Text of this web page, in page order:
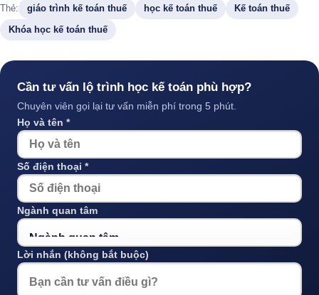
Thẻ: giáo trình kế toán thuế học kế toán thuế Kế toán thuế
Khóa học kế toán thuế
Cần tư vấn lộ trình học kế toán phù hợp?
Chuyên viên gọi lại tư vấn miễn phí trong 5 phút.
Họ và tên *
Số điện thoại *
Ngành quan tâm
Lời nhắn (không bắt buộc)